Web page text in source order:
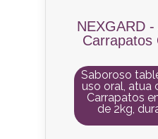
NEXGARD
Carrapatos
Saboroso
uso oral, atua
Carrapatos
de 2kg,